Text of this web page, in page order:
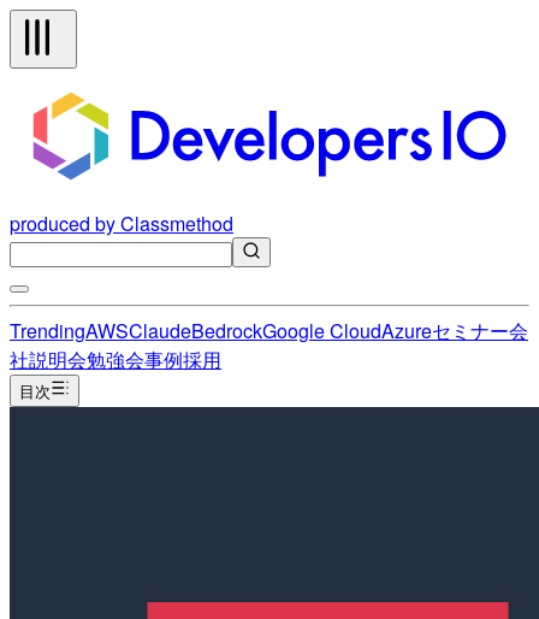
produced by Classmethod
TrendingAWSClaudeBedrockGoogle CloudAzureセミナー会
社説明会勉強会事例採用
目次